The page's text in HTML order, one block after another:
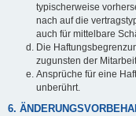
typischerweise
nach auf die
auch für mittelbare
Die
zugunsten der
Ansprüche für eine
unberührt.
6.